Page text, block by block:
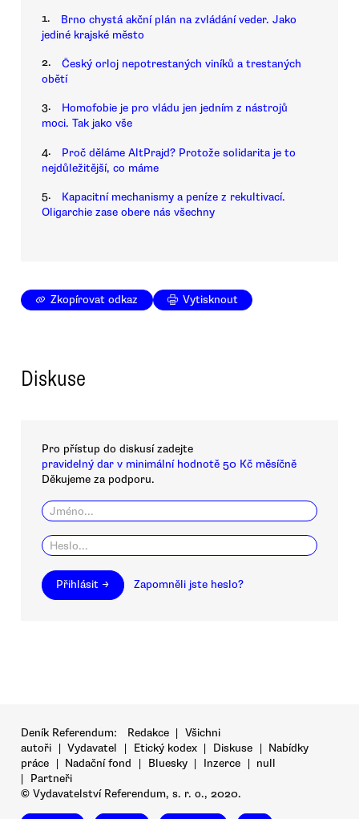
1.
Brno chystá akční plán na zvládání veder. Jako
jediné krajské město
2.
Český orloj nepotrestaných viníků a trestaných
obětí
3.
Homofobie je pro vládu jen jedním z nástrojů
moci. Tak jako vše
4.
Proč děláme AltPrajd? Protože solidarita je to
nejdůležitější, co máme
5.
Kapacitní mechanismy a peníze z rekultivací.
Oligarchie zase obere nás všechny
Zkopírovat odkaz Vytisknout
Diskuse
Pro přístup do diskusí zadejte
pravidelný dar v minimální hodnotě 50 Kč měsíčně
Děkujeme za podporu.
Přihlásit → Zapomněli jste heslo?
Deník Referendum: Redakce | Všichni
autoři | Vydavatel | Etický kodex | Diskuse | Nabídky
práce | Nadační fond | Bluesky | Inzerce | null
|
Partneři
© Vydavatelství Referendum, s. r. o., 2020.